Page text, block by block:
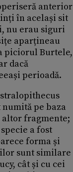
anterior
în același sit
nu erau siguri
aparțineau
piciorul Burtele,
dacă
perioadă.
pe baza
fragmente;
a fost
forma și
sunt similare
cât și cu cei